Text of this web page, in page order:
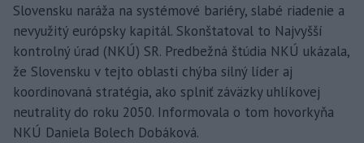
Slovensku naráža na systémové bariéry, slabé riadenie a
nevyužitý európsky kapitál. Skonštatoval to Najvyšší
kontrolný úrad (NKÚ) SR. Predbežná štúdia NKÚ ukázala,
že Slovensku v tejto oblasti chýba silný líder aj
koordinovaná stratégia, ako splniť záväzky uhlíkovej
neutrality do roku 2050. Informovala o tom hovorkyňa
NKÚ Daniela Bolech Dobáková.